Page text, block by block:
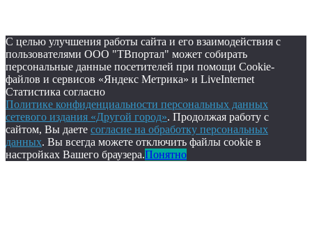
С целью улучшения работы сайта и его взаимодействия с
пользователями ООО "ТВпортал" может собирать
персональные данные посетителей при помощи Cookie-
файлов и сервисов «Яндекс Метрика» и LiveInternet
Статистика согласно
Политике конфиденциальности персональных данных
сетевого издания «Другой город». Продолжая работу с
сайтом, Вы даете согласие на обработку персональных
данных. Вы всегда можете отключить файлы cookie в
настройках Вашего браузера.Понятно